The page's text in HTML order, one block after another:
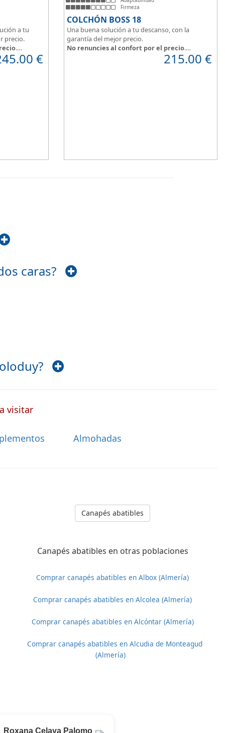
a tu
precio.
.
y
€
Firmeza
COLCHÓN BOSS 18
Una buena solución a tu descanso, con la
garantía del mejor precio.
No renuncies al confort por el precio.
núcleo firme y
que combinado con el material
215.00 €
caras?
visitar
Almohadas
Canapés abatibles
Canapés abatibles en otras poblaciones
Comprar canapés abatibles en Albox (Almería)
Comprar canapés abatibles en Alcolea (Almería)
Comprar canapés abatibles en Alcóntar (Almería)
Comprar canapés abatibles en Alcudia de Monteagud
(Almería)
Roxana Celaya Palomo